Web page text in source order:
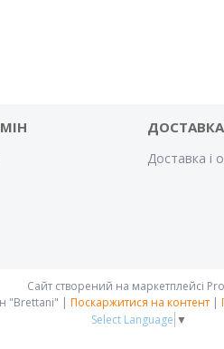
Доставка і
Сайт створений на маркетплейсі
Інтернет-магазин "Brettani" | Поскаржитися на контент |
Select Language ▼